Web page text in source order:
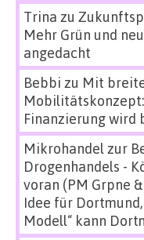
Trina zu
Mehr Grün und
angedacht
Bebbi zu Mit
Finanzierung wird
Mikrohandel zur
Drogenhandels -
voran (PM Grpne
Idee für
Modell“ kann